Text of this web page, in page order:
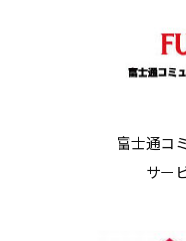
富士通コ
サー